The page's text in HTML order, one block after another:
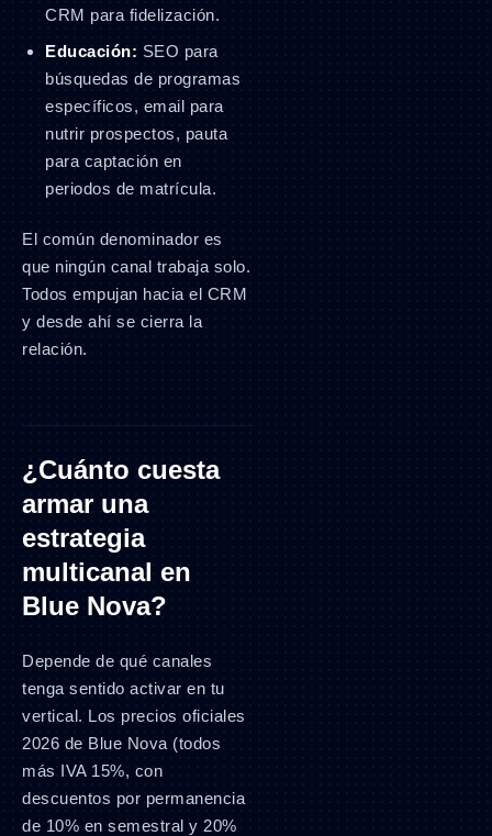
CRM para fidelización.
Educación: SEO para
búsquedas de programas
específicos, email para
nutrir prospectos, pauta
para captación en
periodos de matrícula.
El común denominador es
que ningún canal trabaja solo.
Todos empujan hacia el CRM
y desde ahí se cierra la
relación.
¿Cuánto cuesta
armar una
estrategia
multicanal en
Blue Nova?
Depende de qué canales
tenga sentido activar en tu
vertical. Los precios oficiales
2026 de Blue Nova (todos
más IVA 15%, con
descuentos por permanencia
de 10% en semestral y 20%